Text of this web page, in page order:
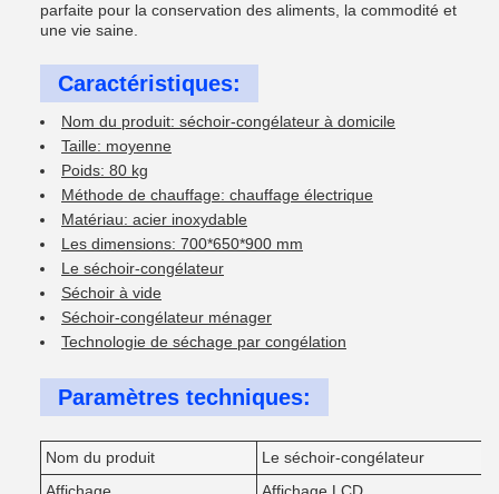
parfaite pour la conservation des aliments, la commodité et
une vie saine.
Caractéristiques:
Nom du produit: séchoir-congélateur à domicile
Taille: moyenne
Poids: 80 kg
Méthode de chauffage: chauffage électrique
Matériau: acier inoxydable
Les dimensions: 700*650*900 mm
Le séchoir-congélateur
Séchoir à vide
Séchoir-congélateur ménager
Technologie de séchage par congélation
Paramètres techniques:
Nom du produit
Le séchoir-congélateur